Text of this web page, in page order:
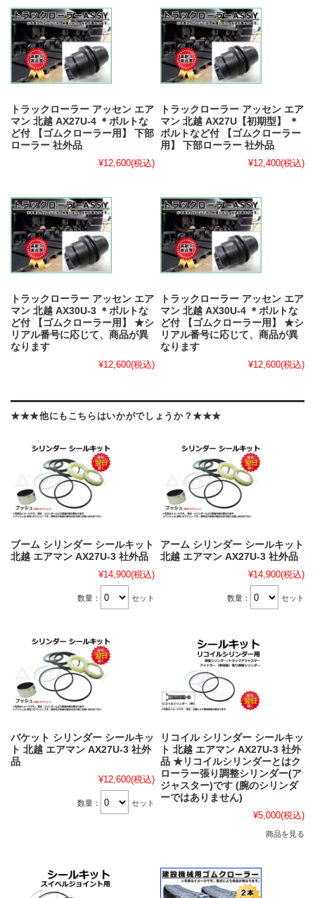
トラックローラー アッセン エア
マン 北越 AX27U-4 ＊ボルトな
ど付 【ゴムクローラー用】 下部
ローラー 社外品
¥12,600(税込)
トラックローラー アッセン エア
マン 北越 AX27U【初期型】 ＊
ボルトなど付 【ゴムクローラー
用】 下部ローラー 社外品
¥12,400(税込)
トラックローラー アッセン エア
マン 北越 AX30U-3 ＊ボルトな
ど付 【ゴムクローラー用】 ★シ
リアル番号に応じて、商品が異
なります
¥12,600(税込)
トラックローラー アッセン エア
マン 北越 AX30U-4 ＊ボルトな
ど付 【ゴムクローラー用】 ★シ
リアル番号に応じて、商品が異
なります
¥12,600(税込)
★★★他にもこちらはいかがでしょうか？★★★
ブーム シリンダー シールキット
北越 エアマン AX27U-3 社外品
¥14,900(税込)
数量： セット
アーム シリンダー シールキット
北越 エアマン AX27U-3 社外品
¥14,900(税込)
数量： セット
バケット シリンダー シールキッ
ト 北越 エアマン AX27U-3 社外
品
¥12,600(税込)
数量： セット
リコイル シリンダー シールキッ
ト 北越 エアマン AX27U-3 社外
品 ★リコイルシリンダーとはク
ローラー張り調整シリンダー(ア
ジャスター)です (腕のシリンダ
ーではありません)
¥5,000(税込)
商品を見る